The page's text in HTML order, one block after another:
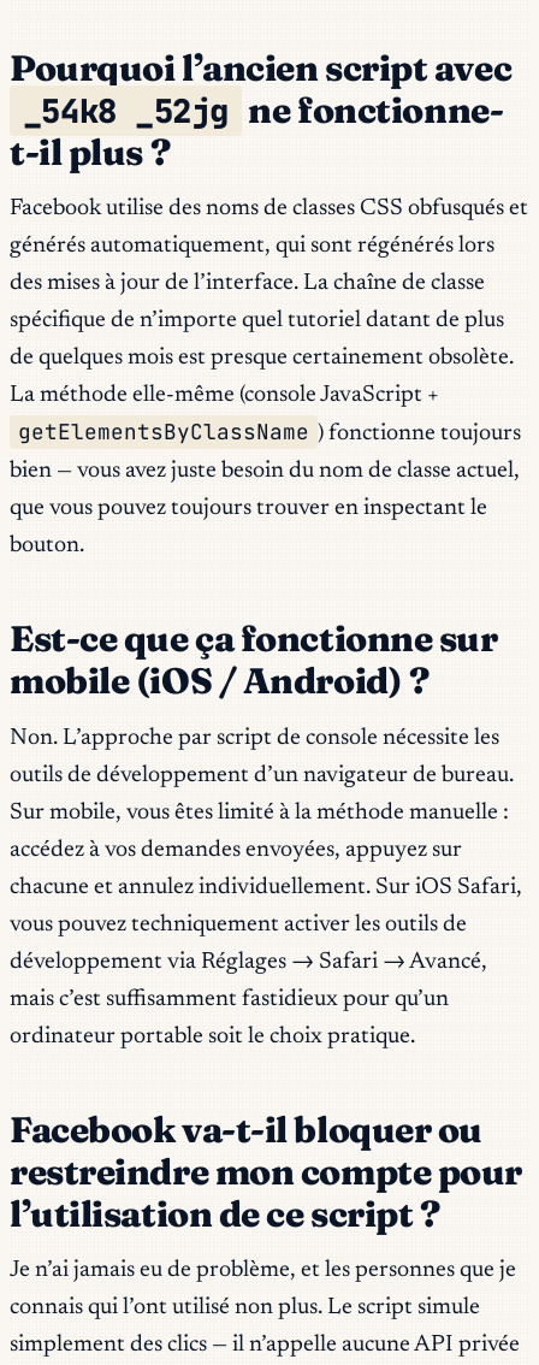
Pourquoi l’ancien script avec
_54k8 _52jg ne fonctionne-
t-il plus ?
Facebook utilise des noms de classes CSS obfusqués et
générés automatiquement, qui sont régénérés lors
des mises à jour de l’interface. La chaîne de classe
spécifique de n’importe quel tutoriel datant de plus
de quelques mois est presque certainement obsolète.
La méthode elle-même (console JavaScript +
getElementsByClassName ) fonctionne toujours
bien — vous avez juste besoin du nom de classe actuel,
que vous pouvez toujours trouver en inspectant le
bouton.
Est-ce que ça fonctionne sur
mobile (iOS / Android) ?
Non. L’approche par script de console nécessite les
outils de développement d’un navigateur de bureau.
Sur mobile, vous êtes limité à la méthode manuelle :
accédez à vos demandes envoyées, appuyez sur
chacune et annulez individuellement. Sur iOS Safari,
vous pouvez techniquement activer les outils de
développement via Réglages → Safari → Avancé,
mais c’est suffisamment fastidieux pour qu’un
ordinateur portable soit le choix pratique.
Facebook va-t-il bloquer ou
restreindre mon compte pour
l’utilisation de ce script ?
Je n’ai jamais eu de problème, et les personnes que je
connais qui l’ont utilisé non plus. Le script simule
simplement des clics — il n’appelle aucune API privée